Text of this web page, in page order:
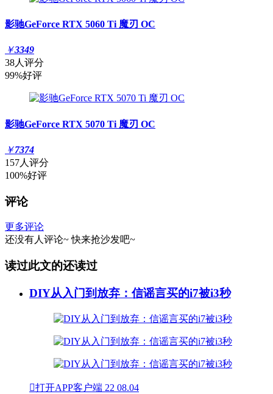
影驰GeForce RTX 5060 Ti 魔刃 OC
￥3349
38人评分
99%好评
影驰GeForce RTX 5070 Ti 魔刃 OC
￥7374
157人评分
100%好评
评论
更多评论
还没有人评论~ 快来抢沙发吧~
读过此文的还读过
DIY从入门到放弃：信谣言买的i7被i3秒
打开APP客户端 22 08.04